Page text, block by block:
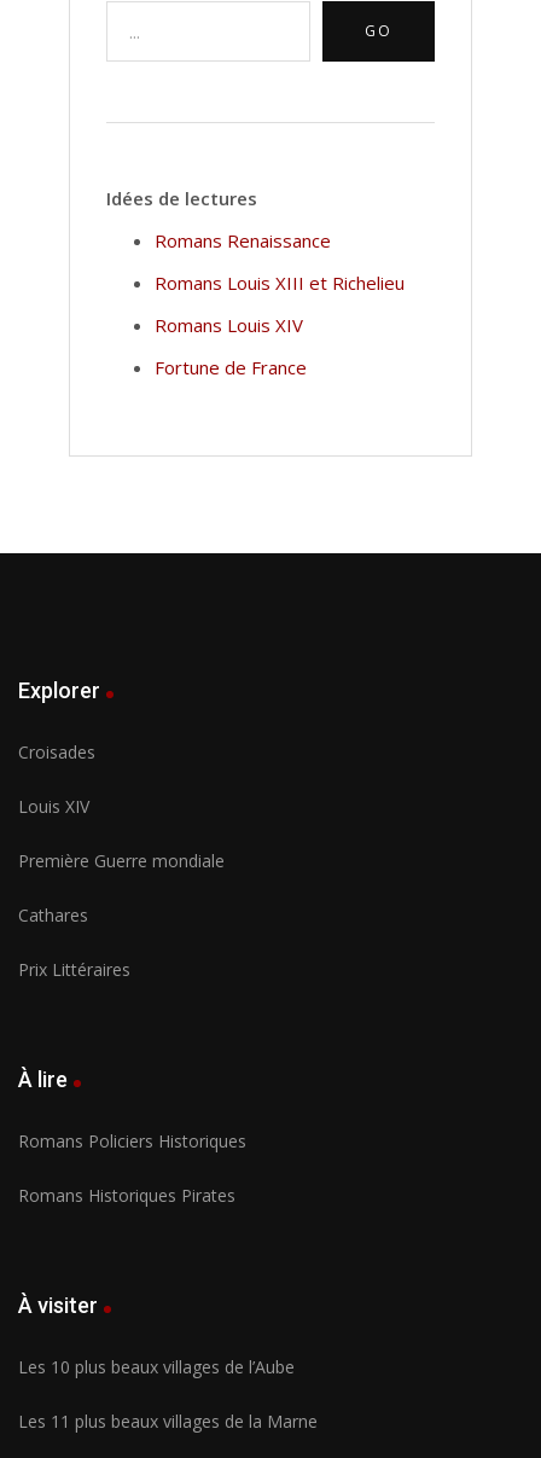
GO
Idées de lectures
Romans Renaissance
Romans Louis XIII et Richelieu
Romans Louis XIV
Fortune de France
Explorer
Croisades
Louis XIV
Première Guerre mondiale
Cathares
Prix Littéraires
À lire
Romans Policiers Historiques
Romans Historiques Pirates
À visiter
Les 10 plus beaux villages de l’Aube
Les 11 plus beaux villages de la Marne